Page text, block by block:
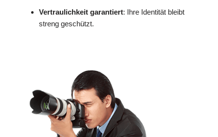
Vertraulichkeit garantiert: Ihre Identität bleibt
streng geschützt.